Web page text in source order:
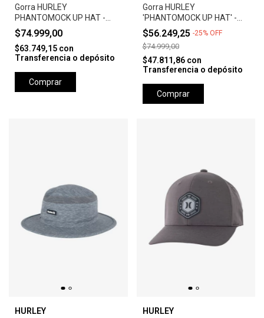
Gorra HURLEY
PHANTOMOCK UP HAT -
GREY
$74.999,00
$63.749,15 con
Transferencia o depósito
Comprar
Gorra HURLEY
'PHANTOMOCK UP HAT' -
UNIVERSTY RED
$56.249,25 -25% OFF
$74.999,00
$47.811,86 con
Transferencia o depósito
Comprar
HURLEY
HURLEY